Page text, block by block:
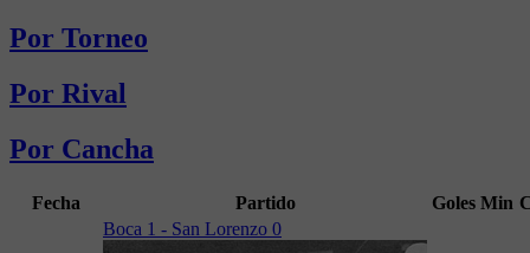
Por Torneo
Por Rival
Por Cancha
Fecha Partido Goles Min
Boca 1 - San Lorenzo 0